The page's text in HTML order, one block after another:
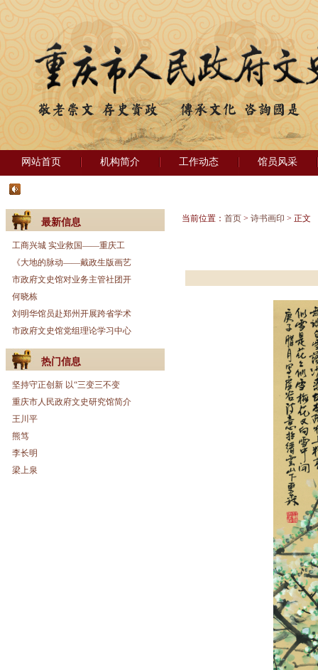
网站首页 机构简介 工作动态 馆员风采
最新信息
工商兴城 实业救国——重庆工
《大地的脉动——戴政生版画艺
市政府文史馆对业务主管社团开
何晓栋
刘明华馆员赴郑州开展跨省学术
市政府文史馆党组理论学习中心
热门信息
坚持守正创新 以“三变三不变
重庆市人民政府文史研究馆简介
王川平
熊笃
李长明
梁上泉
当前位置： 首页 > 诗书画印 > 正文